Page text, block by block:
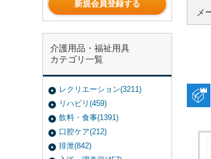
新規会員登録する
介護用品・福祉用具
カテゴリ一覧
レクリエーション(3211)
リハビリ(459)
飲料・食事(1391)
口腔ケア(212)
排泄(842)
メ